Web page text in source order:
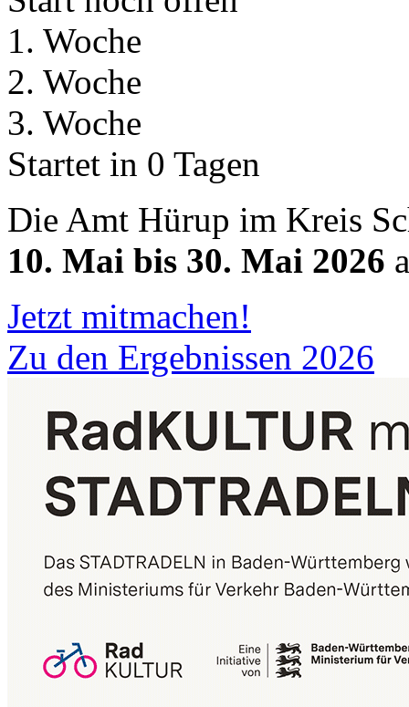
1. Woche
2. Woche
3. Woche
Startet in 0 Tagen
Die Amt Hürup im Kreis
10. Mai bis 30. Mai 2026
Jetzt mitmachen!
Zu den Ergebnissen 2026